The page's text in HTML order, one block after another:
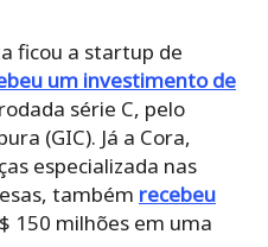
ficou a startup de
um investimento de
série C, pelo
(GIC). Já a Cora,
especializada nas
também recebeu
150 milhões em uma